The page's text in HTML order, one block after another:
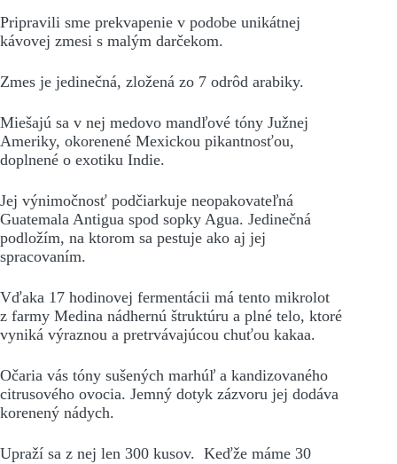
Pripravili sme prekvapenie v podobe unikátnej
kávovej zmesi s malým darčekom.
Zmes je jedinečná, zložená zo 7 odrôd arabiky.
Miešajú sa v nej medovo mandľové tóny Južnej
Ameriky, okorenené Mexickou pikantnosťou,
doplnené o exotiku Indie.
Jej výnimočnosť podčiarkuje neopakovateľná
Guatemala Antigua spod sopky Agua. Jedinečná
podložím, na ktorom sa pestuje ako aj jej
spracovaním.
Vďaka 17 hodinovej fermentácii má tento mikrolot
z farmy Medina nádhernú štruktúru a plné telo, ktoré
vyniká výraznou a pretrvávajúcou chuťou kakaa.
Očaria vás tóny sušených marhúľ a kandizovaného
citrusového ovocia. Jemný dotyk zázvoru jej dodáva
korenený nádych.
Upraží sa z nej len 300 kusov. Keďže máme 30